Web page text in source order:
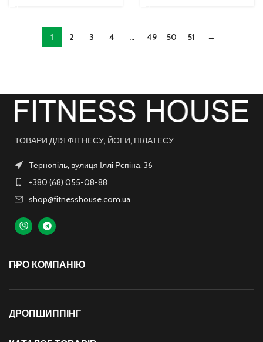
1 2 3 4 … 49 50 51 →
ТОВАРИ ДЛЯ ФІТНЕСУ, ЙОГИ, ПІЛАТЕСУ
Тернопіль, вулиця Іллі Рєпіна, 36
+380 (68) 055-08-88
shop@fitnesshouse.com.ua
ПРО КОМПАНІЮ
ДРОПШИППІНГ